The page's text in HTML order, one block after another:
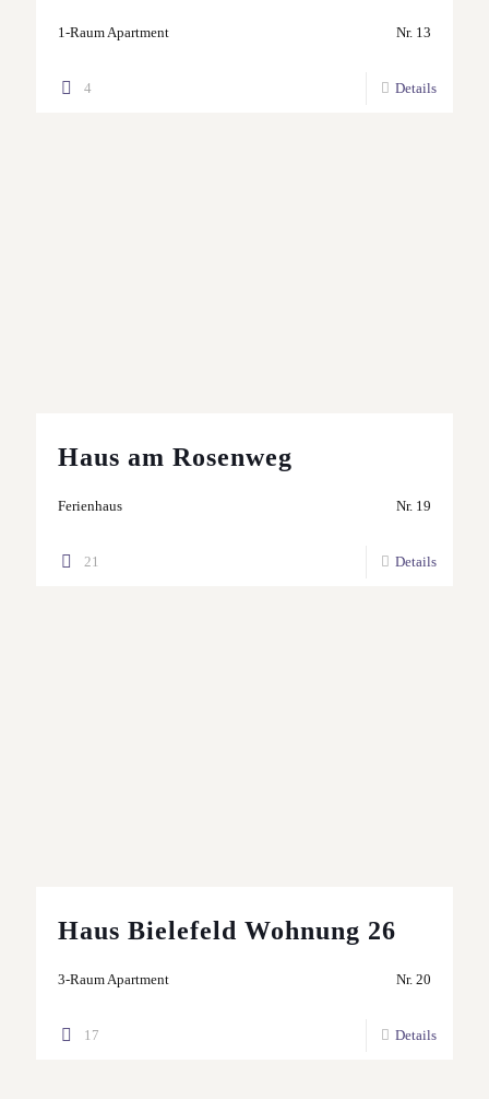
1-Raum Apartment Nr. 13
4 Details
Haus am Rosenweg
Ferienhaus Nr. 19
21 Details
Haus Bielefeld Wohnung 26
3-Raum Apartment Nr. 20
17 Details